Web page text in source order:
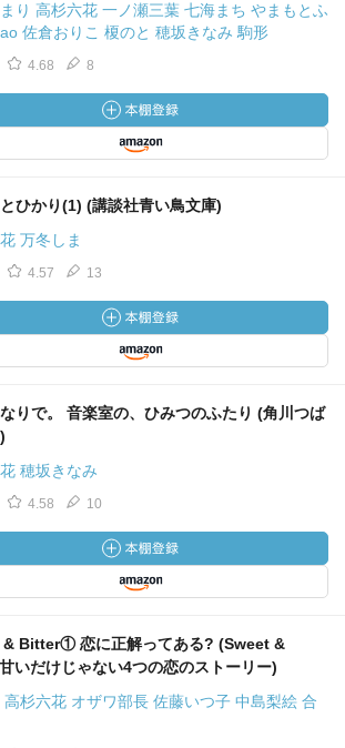
り 高杉六花 一ノ瀬三葉 七海まち やまもとふ
佐倉おりこ 榎のと 穂坂きなみ 駒形
4.68 8
ひかり(1) (講談社青い鳥文庫)
万冬しま
4.57 13
りで。 音楽室の、ひみつのふたり (角川つば
穂坂きなみ
4.58 10
& Bitter① 恋に正解ってある? (Sweet &
いだけじゃない4つの恋のストーリー)
高杉六花 オザワ部長 佐藤いつ子 中島梨絵 合